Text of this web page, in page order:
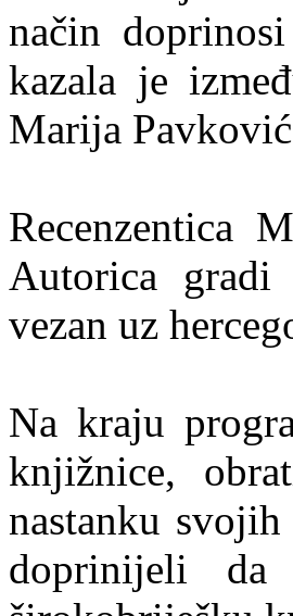
način
kazala je
Marija
Recenzentica
Autorica gradi
vezan uz
Na kraju
knjižnice,
nastanku
doprinijeli